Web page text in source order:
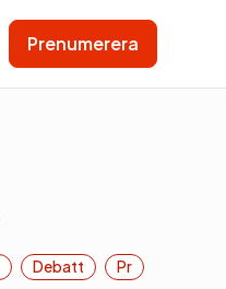
Prenumerera
Debatt
Pr